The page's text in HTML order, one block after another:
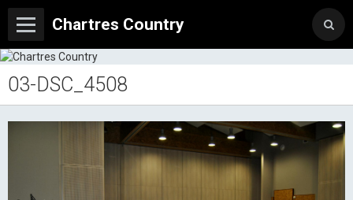
Chartres Country
03-DSC_4508